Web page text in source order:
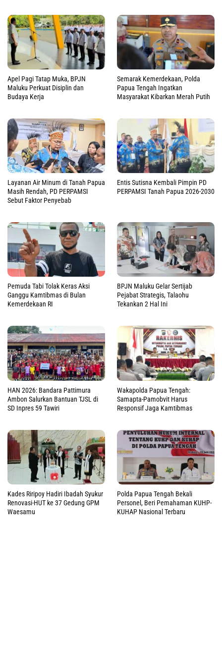
Apel Pagi Tatap Muka, BPJN
Maluku Perkuat Disiplin dan
Budaya Kerja
Semarak Kemerdekaan, Polda
Papua Tengah Ingatkan
Masyarakat Kibarkan Merah Putih
Layanan Air Minum di Tanah Papua
Masih Rendah, PD PERPAMSI
Sebut Faktor Penyebab
Entis Sutisna Kembali Pimpin PD
PERPAMSI Tanah Papua 2026-2030
Pemuda Tabi Tolak Keras Aksi
Ganggu Kamtibmas di Bulan
Kemerdekaan RI
BPJN Maluku Gelar Sertijab
Pejabat Strategis, Talaohu
Tekankan 2 Hal Ini
HAN 2026: Bandara Pattimura
Ambon Salurkan Bantuan TJSL di
SD Inpres 59 Tawiri
Wakapolda Papua Tengah:
Samapta-Pamobvit Harus
Responsif Jaga Kamtibmas
Kades Riripoy Hadiri Ibadah Syukur
Renovasi-HUT ke 37 Gedung GPM
Waesamu
Polda Papua Tengah Bekali
Personel, Beri Pemahaman KUHP-
KUHAP Nasional Terbaru